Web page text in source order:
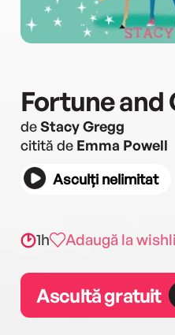
Fortune and
deStacy Gregg
citită de Emma Powell
Asculți nelimitat
1h Adaugă la
Ascultă gratuit